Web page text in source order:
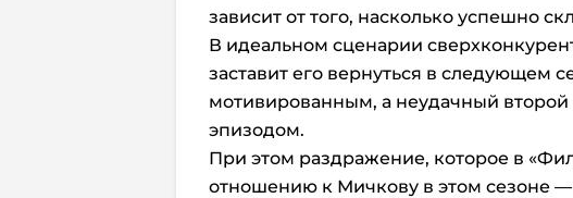
зависит от того, насколько успешно
В идеальном сценарии
заставит его вернуться в следующем
мотивированным, а неудачный
эпизодом.
При этом раздражение, которое в
отношению к Мичкову в этом сезоне